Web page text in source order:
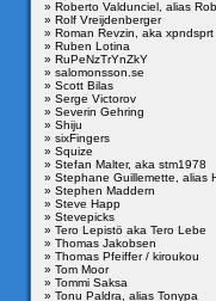
» Roberto Valdunciel, alias
» Rolf Vreijdenberger
» Roman Revzin, aka xpndsprt
» Ruben Lotina
» RuPeNzTrYnZkY
» salomonsson.se
» Scott Bilas
» Serge Victorov
» Severin Gehring
» Shiju
» sixFingers
» Squize
» Stefan Malter, aka stm1978
» Stephane Guillemette, alias
» Stephen Maddern
» Steve Happ
» Stevepicks
» Tero Lepistö aka Tero Lebe
» Thomas Jakobsen
» Thomas Pfeiffer / kiroukou
» Tom Moor
» Tommi Saksa
» Tonu Paldra, alias Tonypa